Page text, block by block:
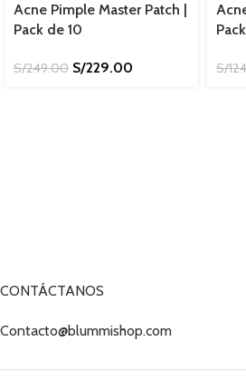
Acne Pimple Master Patch |
Pack de 10
S/249.00 S/229.00 S/
CONTÁCTANOS
Contacto@blummishop.com